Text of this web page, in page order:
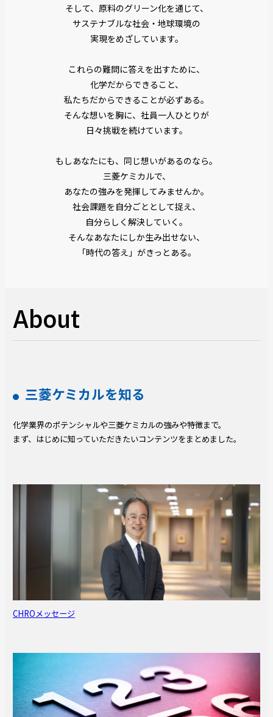
そして、原料のグリーン化を通じて、
サステナブルな社会・地球環境の
実現をめざしています。
これらの難問に答えを出すために、
化学だからできること、
私たちだからできることが必ずある。
そんな想いを胸に、社員一人ひとりが
日々挑戦を続けています。
もしあなたにも、同じ想いがあるのなら。
三菱ケミカルで、
あなたの強みを発揮してみませんか。
社会課題を自分ごととして捉え、
自分らしく解決していく。
そんなあなたにしか生み出せない、
「時代の答え」がきっとある。
About
三菱ケミカルを知る
化学業界のポテンシャルや三菱ケミカルの強みや特徴まで。
まず、はじめに知っていただきたいコンテンツをまとめました。
CHROメッセージ